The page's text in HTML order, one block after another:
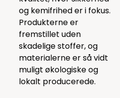
og kemifrihed er i fokus.
Produkterne er
fremstillet uden
skadelige stoffer, og
materialerne er så vidt
muligt økologiske og
lokalt producerede.